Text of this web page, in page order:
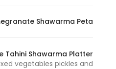
Shawarma Peta
Tahini Shawarma Platter
vegetables pickles and
during your
visit. If you